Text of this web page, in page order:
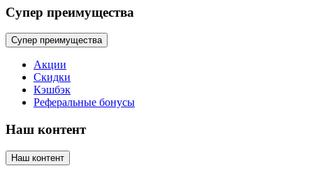
Супер преимущества
Супер преимущества
Акции
Скидки
Кэшбэк
Реферальные бонусы
Наш контент
Наш контент